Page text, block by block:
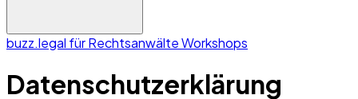
buzz.legal für RechtsanwälteWorkshops
Datenschutzerklärung